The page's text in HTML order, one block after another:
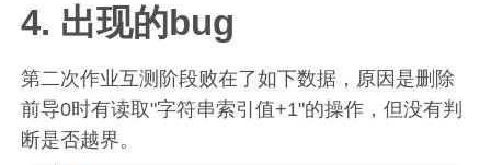
4. 出现的bug
第二次作业互测阶段败在了如下数据，原因是删除
前导0时有读取"字符串索引值+1"的操作，但没有判
断是否越界。